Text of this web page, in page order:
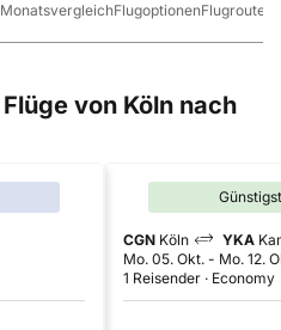
MonatsvergleichFlugoptionenFlugrouten
von Köln nach
CGN Köln YKA
Mo. 05. Okt. - Mo. 12.
1 Reisender
Economy